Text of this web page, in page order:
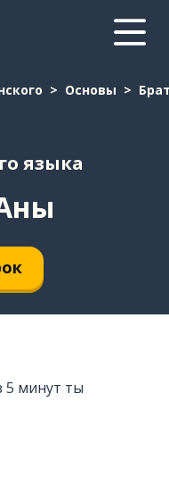
Основы
языка
5 минут ты